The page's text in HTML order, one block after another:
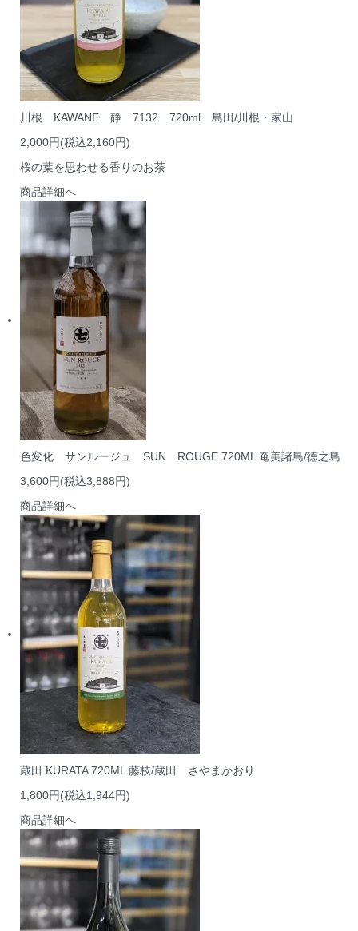
川根 KAWANE 静 7132 720ml 島田/川根・家山
2,000円(税込2,160円)
桜の葉を思わせる香りのお茶
商品詳細へ
色変化 サンルージュ SUN ROUGE 720ML 奄美諸島/徳之島
3,600円(税込3,888円)
商品詳細へ
蔵田 KURATA 720ML 藤枝/蔵田 さやまかおり
1,800円(税込1,944円)
商品詳細へ